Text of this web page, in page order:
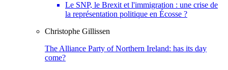
Le SNP, le Brexit et l'immigration : une crise de
la représentation politique en Écosse ?
Christophe Gillissen
The Alliance Party of Northern Ireland: has its day
come?